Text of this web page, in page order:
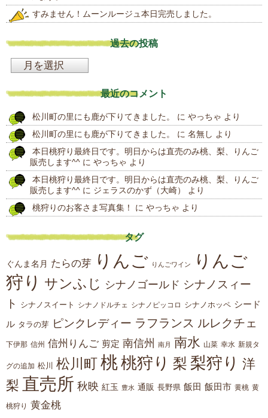
すみません！ムーンルージュ本日完売しました。
過去の投稿
投
稿
最近のコメント
松川町の里にも鹿が下りてきました。 に やっちゃ より
松川町の里にも鹿が下りてきました。
に 名無し より
本日桃狩り最終日です。明日からは直売のみ桃、梨、りんご
販売します^^ に やっちゃ より
本日桃狩り最終日です。明日からは直売のみ桃、梨、りんご
販売します^^ に ジェラスのかず（大崎）
より
桃狩りのお客さま写真集！
に やっちゃ より
タグ
ぐんま名月 たらの芽 りんご りんごワイン
りんご
狩り サンふじ シナノゴールド シナノスィー
ト
シナノスイート シナノドルチェ シナノピッコロ シナノホッペ シード
ル タラの芽 ピンクレディー ラフランス ルレクチェ
下伊那 信州 信州りんご 剪定 南信州 南月 南水 山菜 幸水 新規タ
グの追加 松川 松川町 桃桃狩り 梨 梨狩り 洋
梨 直売所 秋映 紅玉 豊水 通販 長野県 飯田 飯田市 黄桃 黄
桃狩り 黄金桃